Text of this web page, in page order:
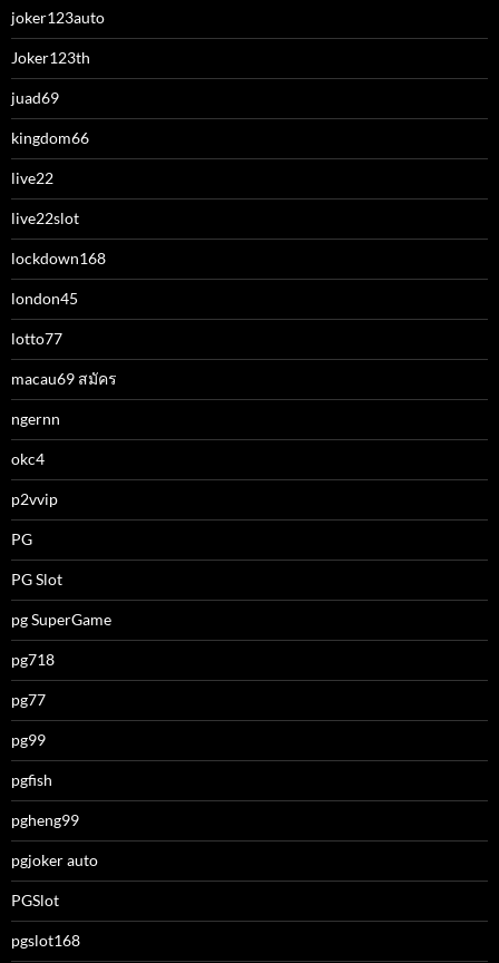
joker123auto
Joker123th
juad69
kingdom66
live22
live22slot
lockdown168
london45
lotto77
macau69 สมัคร
ngernn
okc4
p2vvip
PG
PG Slot
pg SuperGame
pg718
pg77
pg99
pgfish
pgheng99
pgjoker auto
PGSlot
pgslot168